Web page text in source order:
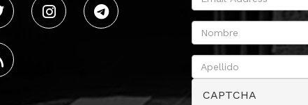
CAPTCHA